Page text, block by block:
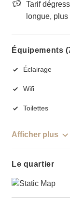
Tarif
longue,
Équipements
Éclairage
Wifi
Toilettes
Afficher plus
Le quartier